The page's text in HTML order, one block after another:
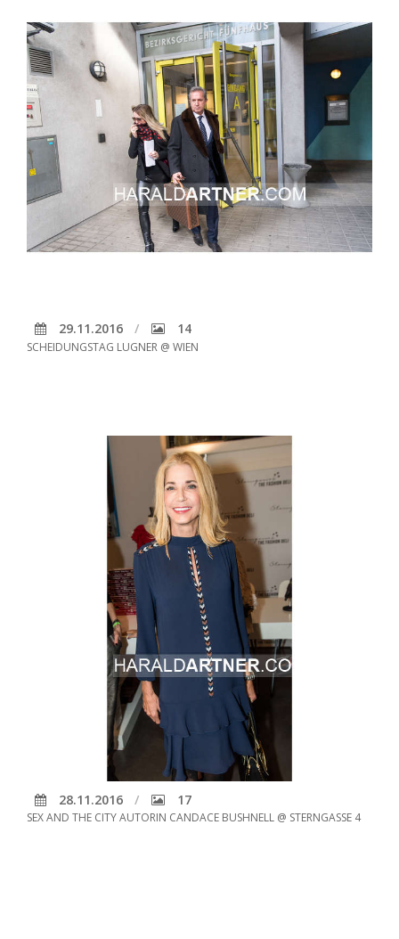
29.11.2016 14
SCHEIDUNGSTAG LUGNER @ WIEN
28.11.2016 17
SEX AND THE CITY AUTORIN CANDACE BUSHNELL @ STERNGASSE 4